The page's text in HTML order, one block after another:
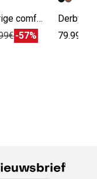
Tweekleurige comfort fit kostuumbroek
-57% 79.99€